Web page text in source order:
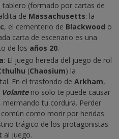
tablero (formado por cartas de
de Massachusetts: la
, el cementerio de Blackwood o
carta de escenario es una
de los años 20.
: El juego hereda del juego de rol
(Chaosium) la
En el trasfondo de Arkham,
no solo te puede causar
tu cordura. Perder
como morir por heridas
trágico de los protagonistas
al juego.